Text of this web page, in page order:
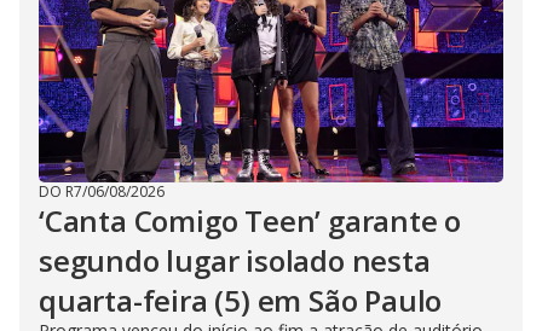
DO R7/06/08/2026
‘Canta Comigo Teen’ garante o
segundo lugar isolado nesta
quarta-feira (5) em São Paulo